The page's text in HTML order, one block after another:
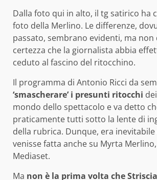
Dalla foto qui in alto, il tg satirico ha
foto della Merlino. Le differenze,
passato, sembrano evidenti, ma non
certezza che la giornalista abbia
ceduto al fascino del ritocchino.
Il programma di Antonio Ricci da
‘smascherare’ i presunti ritocchi
mondo dello spettacolo e va detto
praticamente tutti sotto la lente di
della rubrica. Dunque, era inevitabile
venisse fatta anche su Myrta
Mediaset.
Ma non è la prima volta che